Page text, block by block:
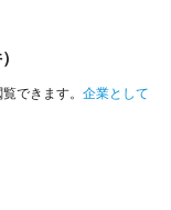
できます。 企業として